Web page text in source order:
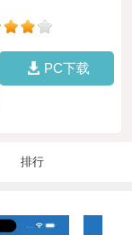
PC下载
排行